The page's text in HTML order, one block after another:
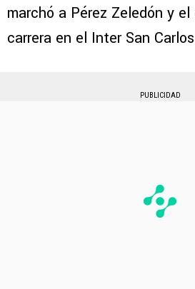
marchó a Pérez Zeledón y
carrera en el Inter San
PUBLICIDAD